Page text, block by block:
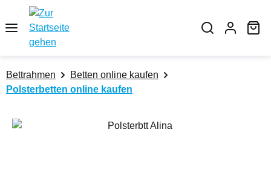
Zum Hauptinhalt springen
Bettrahmen
Betten online kaufen
Polsterbetten online kaufen
Bildergalerie überspringen